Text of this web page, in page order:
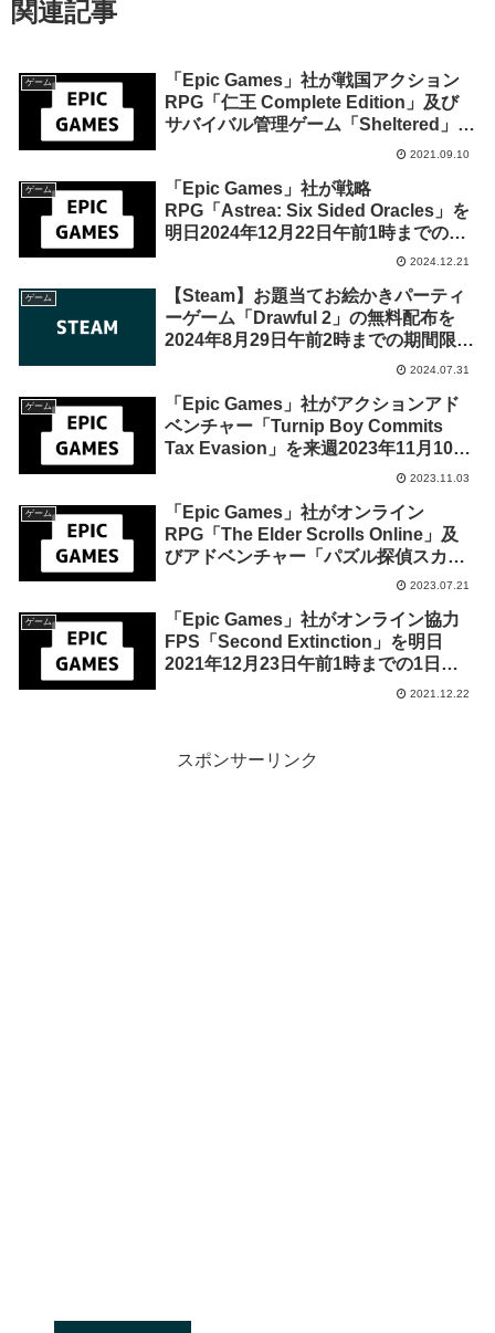
関連記事
ゲーム
「Epic Games」社が戦国アクション
RPG「仁王 Complete Edition」及び
サバイバル管理ゲーム「Sheltered」を
来週2021年9月16日終日までの1週間限
2021.09.10
ゲーム
「Epic Games」社が戦略
RPG「Astrea: Six Sided Oracles」を
明日2024年12月22日午前1時までの期
2024.12.21
ゲーム
【Steam】お題当てお絵かきパーティ
ーゲーム「Drawful 2」の無料配布を
2024年8月29日午前2時までの期間限定
2024.07.31
ゲーム
「Epic Games」社がアクションアド
ベンチャー「Turnip Boy Commits
Tax Evasion」を来週2023年11月10日
午前1時までの期間限定で無料配布を開
2023.11.03
ゲーム
「Epic Games」社がオンライン
RPG「The Elder Scrolls Online」及
びアドベンチャー「パズル探偵スカウ
ト 失われたデータの陰謀」を来週2023
配布を開始！
2023.07.21
ゲーム
「Epic Games」社がオンライン協力
FPS「Second Extinction」を明日
2021年12月23日午前1時までの1日限
2021.12.22
スポンサーリンク